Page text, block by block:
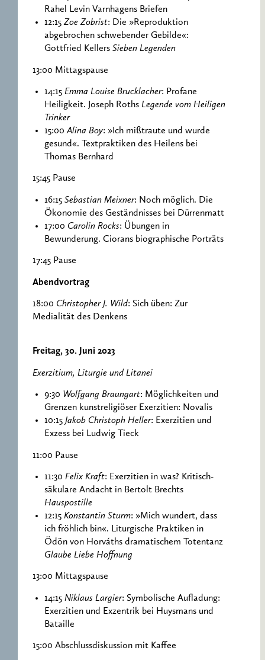
Rahel Levin Varnhagens Briefen
12:15Zoe Zobrist: Die »Reproduktion
abgebrochen schwebender Gebilde«:
Gottfried Kellers Sieben Legenden
13:00 Mittagspause
14:15 Emma Louise Brucklacher: Profane
Heiligkeit. Joseph Roths Legende vom Heiligen
Trinker
15:00Alina Boy: »Ich mißtraute und wurde
gesund«. Textpraktiken des Heilens bei
Thomas Bernhard
15:45 Pause
16:15 Sebastian Meixner: Noch möglich. Die
Ökonomie des Geständnisses bei Dürrenmatt
17:00 Carolin Rocks: Übungen in
Bewunderung. Ciorans biographische Porträts
17:45 Pause
Abendvortrag
18:00 Christopher J. Wild: Sich üben: Zur
Medialität des Denkens
Freitag, 30. Juni 2023
Exerzitium, Liturgie und Litanei
9:30 Wolfgang Braungart: Möglichkeiten und
Grenzen kunstreligiöser Exerzitien: Novalis
10:15 Jakob Christoph Heller: Exerzitien und
Exzess bei Ludwig Tieck
11:00 Pause
11:30 Felix Kraft: Exerzitien in was? Kritisch-
säkulare Andacht in Bertolt Brechts
Hauspostille
12:15 Konstantin Sturm: »Mich wundert, dass
ich fröhlich bin«. Liturgische Praktiken in
Ödön von Horváths dramatischem Totentanz
Glaube Liebe Hoffnung
13:00 Mittagspause
14:15 Niklaus Largier: Symbolische Aufladung:
Exerzitien und Exzentrik bei Huysmans und
Bataille
15:00 Abschlussdiskussion mit Kaffee